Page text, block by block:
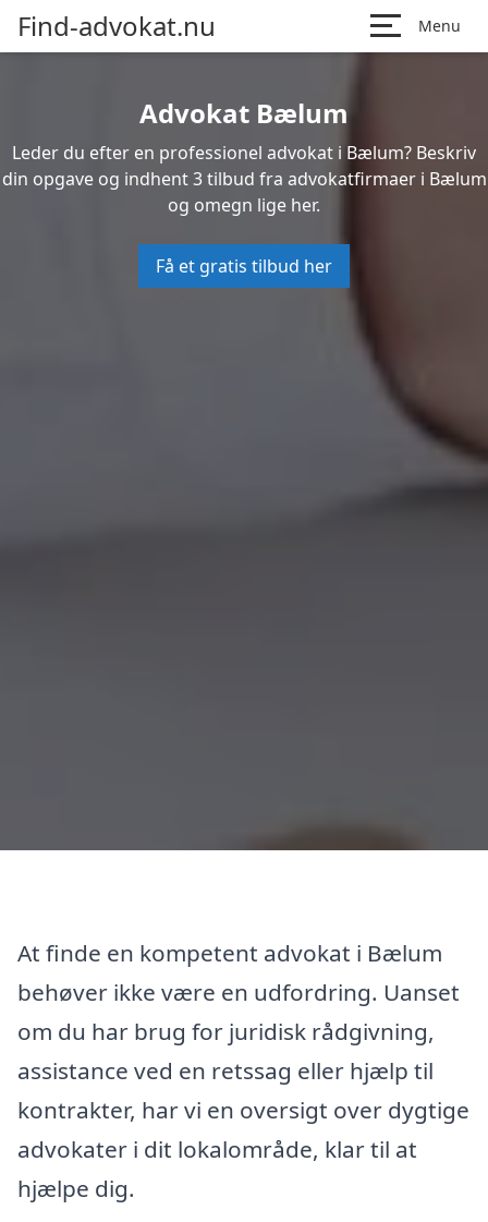
Find-advokat.nu Menu
Advokat Bælum
Leder du efter en professionel advokat i Bælum? Beskriv
din opgave og indhent 3 tilbud fra advokatfirmaer i Bælum
og omegn lige her.
Få et gratis tilbud her
At finde en kompetent advokat i Bælum
behøver ikke være en udfordring. Uanset
om du har brug for juridisk rådgivning,
assistance ved en retssag eller hjælp til
kontrakter, har vi en oversigt over dygtige
advokater i dit lokalområde, klar til at
hjælpe dig.